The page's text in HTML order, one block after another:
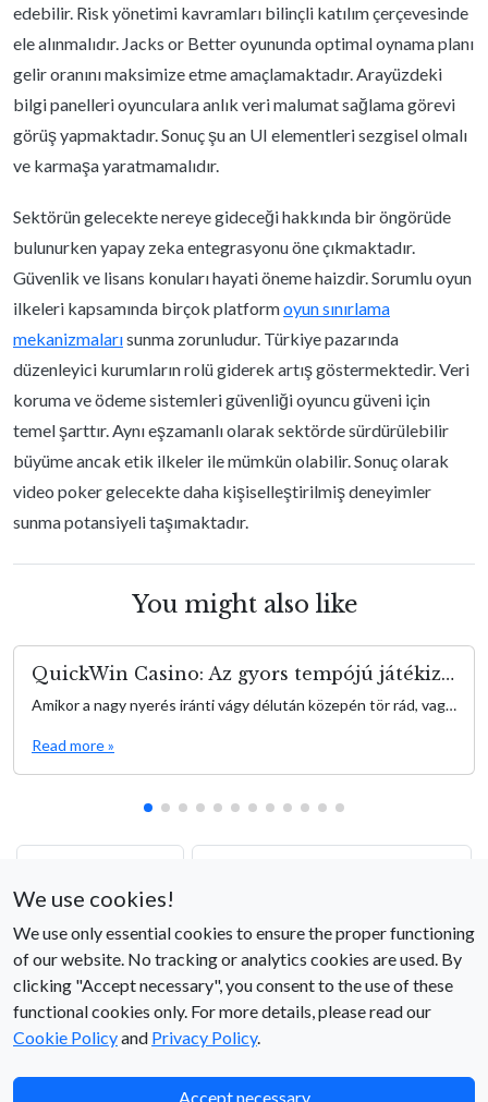
edebilir. Risk yönetimi kavramları bilinçli katılım çerçevesinde
ele alınmalıdır. Jacks or Better oyununda optimal oynama planı
gelir oranını maksimize etme amaçlamaktadır. Arayüzdeki
bilgi panelleri oyunculara anlık veri malumat sağlama görevi
görüş yapmaktadır. Sonuç şu an UI elementleri sezgisel olmalı
ve karmaşa yaratmamalıdır.
Sektörün gelecekte nereye gideceği hakkında bir öngörüde
bulunurken yapay zeka entegrasyonu öne çıkmaktadır.
Güvenlik ve lisans konuları hayati öneme haizdir. Sorumlu oyun
ilkeleri kapsamında birçok platformoyun sınırlama
mekanizmalarısunma zorunludur. Türkiye pazarında
düzenleyici kurumların rolü giderek artış göstermektedir. Veri
koruma ve ödeme sistemleri güvenliği oyuncu güveni için
temel şarttır. Aynı eşzamanlı olarak sektörde sürdürülebilir
büyüme ancak etik ilkeler ile mümkün olabilir. Sonuç olarak
video poker gelecekte daha kişiselleştirilmiş deneyimler
sunma potansiyeli taşımaktadır.
You might also like
QuickWin Casino: Az gyors tempójú játékizgalmak kapuja
Amikor a nagy nyerés iránti vágy délután közepén tör rád, vagy épp szorítanak a meetingek között, a QuickWin egy elegáns, egyszerű élményt nyújt, amely fenntartja az adrenalin szintet anélkül, hogy hosszú játékidővel terhelne. QuickWin olyan játékosok számára készült, akik az azonnali akciót és gyors eredményeket keresik—gondolj rövid izgalmi hullámokra, amik egy kávészünet vagy egy gyors […]
Read more »
функции
2026 года
We use cookies!
We use only essential cookies to ensure the proper functioning
of our website. No tracking or analytics cookies are used. By
clicking "Accept necessary", you consent to the use of these
functional cookies only. For more details, please read our
Cookie Policyand Privacy Policy.
Accept necessary